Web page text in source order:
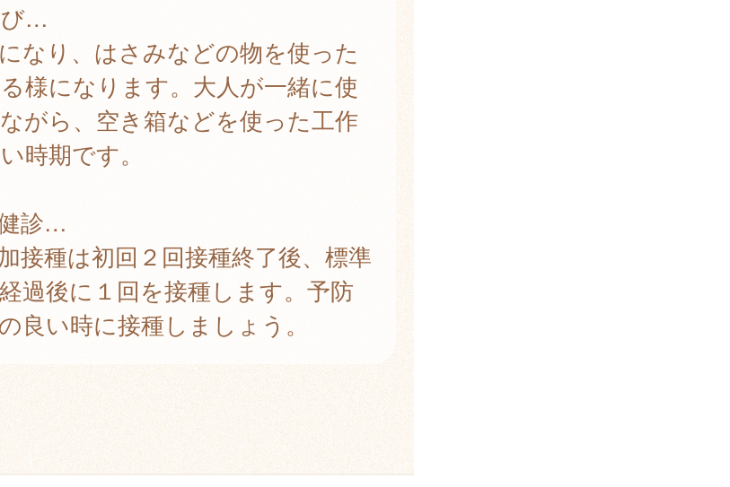
び…
なり、はさみなどの物を使った
様になります。大人が一緒に使
がら、空き箱などを使った工作
時期です。
診…
接種は初回２回接種終了後、標準
過後に１回を接種します。予防
良い時に接種しましょう。